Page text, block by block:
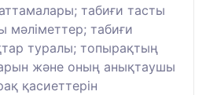
табиғи тасты
мәліметтер; табиғи
туралы; топырақтың
және оның анықтаушы
қасиеттерін